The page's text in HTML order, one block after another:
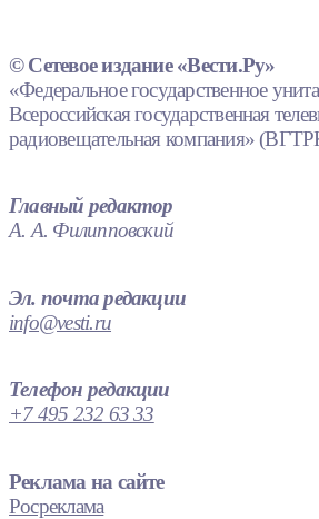
© Сетевое издание «Вести.Ру»
«Федеральное государственное
Всероссийская государственная
радиовещательная компания»
Главный редактор
А. А. Филипповский
Эл. почта редакции
info@vesti.ru
Телефон редакции
+7 495 232 63 33
Реклама на сайте
Росреклама